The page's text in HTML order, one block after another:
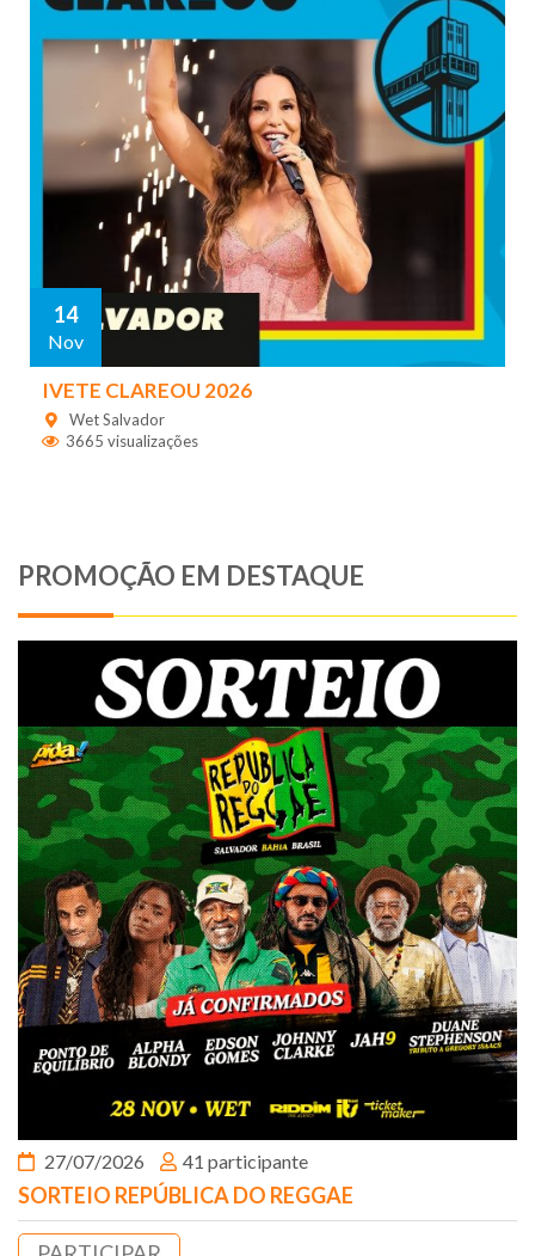
14
Nov
IVETE CLAREOU 2026
Wet Salvador
3665 visualizações
PROMOÇÃO EM DESTAQUE
27/07/2026 41 participante
SORTEIO REPÚBLICA DO REGGAE